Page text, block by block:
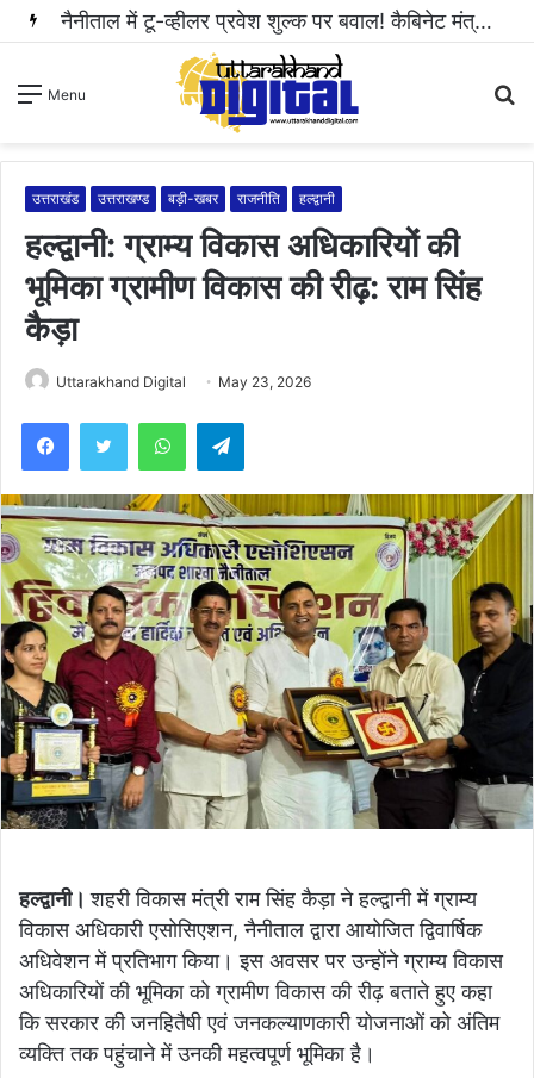
Menu
उत्तराखंड उत्तराखण्ड बड़ी-खबर राजनीति हल्द्वानी
हल्द्वानी: ग्राम्य विकास अधिकारियों की
भूमिका ग्रामीण विकास की रीढ़: राम सिंह
कैड़ा
Uttarakhand Digital May 23, 2026
WhatsAppTelegram
हल्द्वानी।शहरी विकास मंत्री राम सिंह कैड़ा ने हल्द्वानी में ग्राम्य
विकास अधिकारी एसोसिएशन, नैनीताल द्वारा आयोजित द्विवार्षिक
अधिवेशन में प्रतिभाग किया। इस अवसर पर उन्होंने ग्राम्य विकास
अधिकारियों की भूमिका को ग्रामीण विकास की रीढ़ बताते हुए कहा
कि सरकार की जनहितैषी एवं जनकल्याणकारी योजनाओं को अंतिम
व्यक्ति तक पहुंचाने में उनकी महत्वपूर्ण भूमिका है।